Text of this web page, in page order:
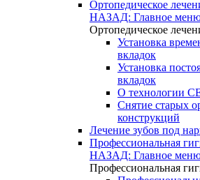
Ортопедическое
НАЗАД: Главное
Ортопедическое
Установка
вкладок
Установка
вкладок
О технологии
Снятие старых
конструкций
Лечение зубов под
Профессиональная
НАЗАД: Главное
Профессиональная